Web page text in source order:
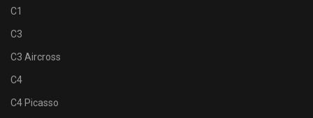
C1
C3
C3 Aircross
C4
C4 Picasso